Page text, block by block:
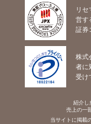
リセ
営す
証券
株式
者に
受け
紹介し
売上の一
当サイトに掲載